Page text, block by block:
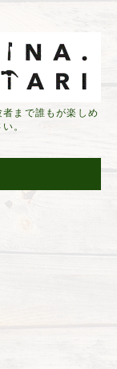
まで誰もが楽しめ
。